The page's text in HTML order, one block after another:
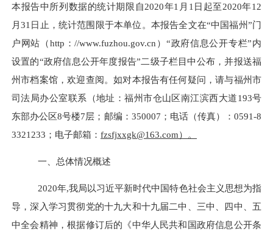
本报告中所列数据的统计期限自2020年1月1日起至2020年12
月31日止， 统计范围限于本单位。 本报告全文在“中国福州”门
户网站（http：//www.fuzhou.gov.cn）“政府信息公开专栏”内
设置的“政府信息公开年度报告”二级子栏目中公布，并报送福
州市档案馆，欢迎查阅。如对本报告有任何疑问，请与福州市
司法局办公室联系（地址：福州市仓山区南江滨西大道193号
东部办公区8号楼7层；邮编：350007；电话（传真）：0591-8
3321233；电子邮箱： fzsfjxxgk@163.com）。
一、 总体情况概述
2020年,我局以习近平新时代中国特色社会主义思想为指
导，深入学习贯彻党的十九大和十九届二中、三中、四中、五
中全会精神，根据修订后的《中华人民共和国政府信息公开条